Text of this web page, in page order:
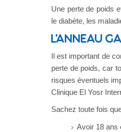
Une perte de poids
le diabète, les
L'ANNEAU
Il est important de
perte de poids, car
risques éventuels
Clinique El Yosr
Sachez toute fois
Avoir 18 ans